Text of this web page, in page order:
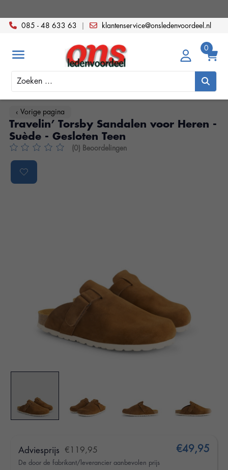
085 - 48 633 63 klantenservice@onsledenvoordeel.nl
Zoeken
‹ Vorige pagina
Travelin’ Torsby Sandalen voor Heren -
Suède - Gesloten Teen
De beoordeling van dit product is0van de 5
(0) Beoordelingen
Product image slideshow Items
Adviesprijs €119,95
De door de fabrikant/leverancier aanbevolen prijs
€49,95